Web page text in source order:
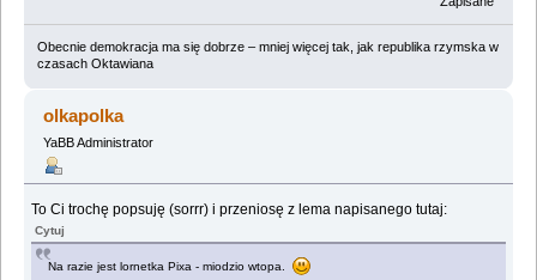
Obecnie demokracja ma się dobrze – mniej więcej tak, jak republika rzymska w
czasach Oktawiana
olkapolka
YaBB Administrator
To Ci trochę popsuję (sorrr) i przeniosę z lema napisanego tutaj:
Cytuj
Na razie jest lornetka Pixa - miodzio wtopa.